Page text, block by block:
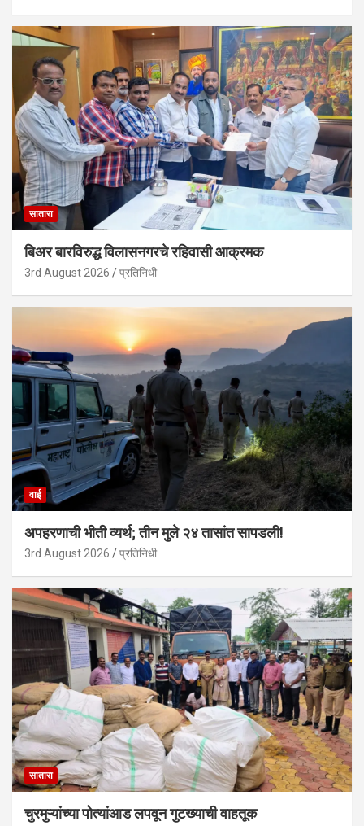
सातारा
बिअर बारविरुद्ध विलासनगरचे रहिवासी आक्रमक
3rd August 2026 प्रतिनिधी
वाई
अपहरणाची भीती व्यर्थ; तीन मुले २४ तासांत सापडली!
3rd August 2026 प्रतिनिधी
सातारा
चुरमुऱ्यांच्या पोत्यांआड लपवून गुटख्याची वाहतूक